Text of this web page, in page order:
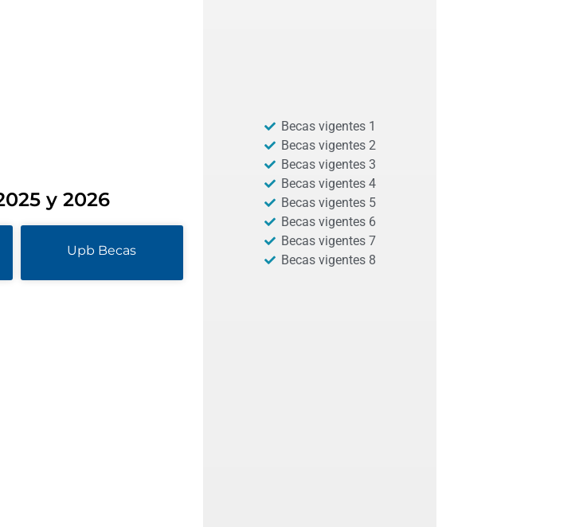
y 2026
Upb Becas
Becas vigentes 1
Becas vigentes 2
Becas vigentes 3
Becas vigentes 4
Becas vigentes 5
Becas vigentes 6
Becas vigentes 7
Becas vigentes 8